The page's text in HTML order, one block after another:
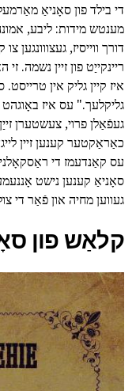
די בילד פון סאָניאַ
מענטש מידות: ליבע,
דורך ווייסיז, געצווונגען
ריינקייַט פון זיין נשמה.
איז קיין גליק אין
גליקלעך." עס איז
געפֿאַלן פרוי, צעשטערן
כאַראַקטער קענען זיין
עס קאַנדעמז די
סאָניאַ קענען נישט
געווען מחיה און פֿאַר די
קלאַש פון